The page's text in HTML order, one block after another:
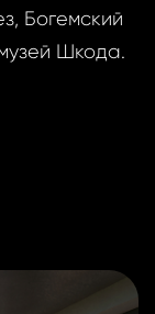
Богемский
Шкода.
Даю